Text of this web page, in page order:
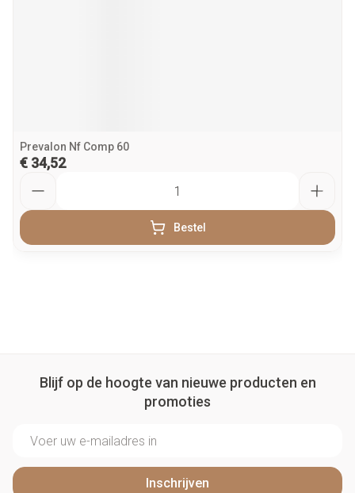
Prevalon Nf Comp 60
€ 34,52
Bestel
Blijf op de hoogte van nieuwe producten en
promoties
Inschrijven